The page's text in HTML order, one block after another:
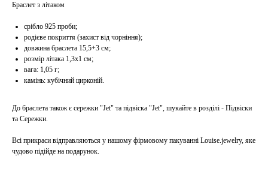
Браслет з літаком
срібло 925 проби;
родієве покриття (захист від чорніння);
довжина браслета 15,5+3 см;
розмір літака 1,3х1 см;
вага: 1,05 г;
камінь: кубічний цирконій.
До браслета також є сережки "Jet" та підвіска "Jet", шукайте в розділі - Підвіски
та Сережки.
Всі прикраси відправляються у нашому фірмовому пакуванні Louise.jewelry, яке
чудово підійде на подарунок.